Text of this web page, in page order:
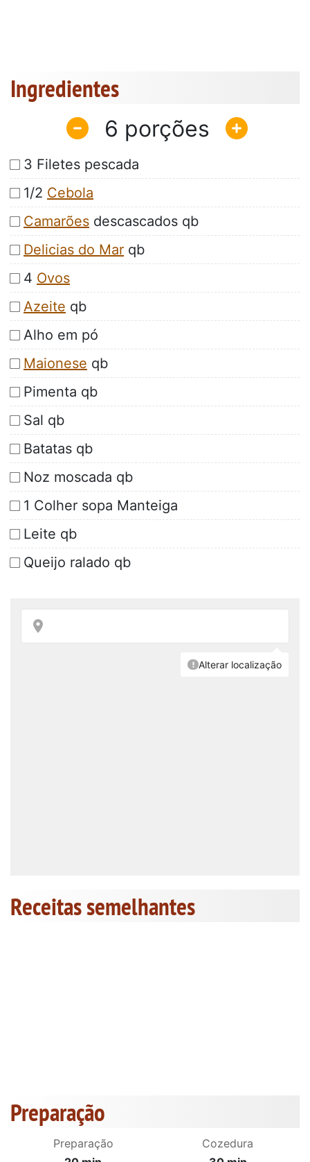
Ingredientes
6
3 Filetes pescada
1/2 Cebola
Camarões descascados qb
Delicias do Mar qb
4 Ovos
Azeite qb
Alho em pó
Maionese qb
Pimenta qb
Sal qb
Batatas qb
Noz moscada qb
1 Colher sopa Manteiga
Leite qb
Queijo ralado qb
Receitas semelhantes
Preparação
Preparação
Cozedura